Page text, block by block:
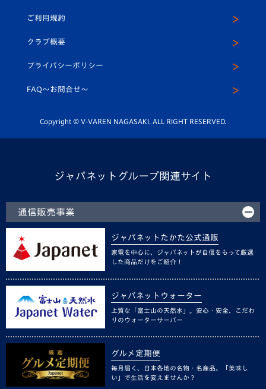
平和祈念活動
ホームタウン活動
スクール
ヴィヴィくんインスタグラム
公式LINE＠
ご利用規約
クラブ概要
プライバシーポリシー
FAQ〜お問合せ〜
Copyright © V-VAREN NAGASAKI. ALL RIGHT RESERVED.
ジャパネットグループ関連サイト
通信販売事業
ジャパネットたかた公式通販
家電を中心に、ジャパネットが自信をもって厳選
した商品だけをご紹介！
ジャパネットウォーター
上質な「富士山の天然水」。安心・安全、こだわ
りのウォーターサーバー
グルメ定期便
毎月届く、日本各地の名物・名産品。「美味し
い」で生活を変えませんか？